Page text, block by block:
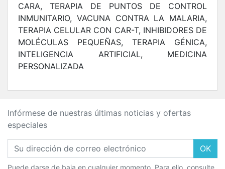
CARA, TERAPIA DE PUNTOS DE CONTROL
INMUNITARIO, VACUNA CONTRA LA MALARIA,
TERAPIA CELULAR CON CAR-T, INHIBIDORES DE
MOLÉCULAS PEQUEÑAS, TERAPIA GÉNICA,
INTELIGENCIA ARTIFICIAL, MEDICINA
PERSONALIZADA
Infórmese de nuestras últimas noticias y ofertas
especiales
OK
Puede darse de baja en cualquier momento. Para ello, consulte